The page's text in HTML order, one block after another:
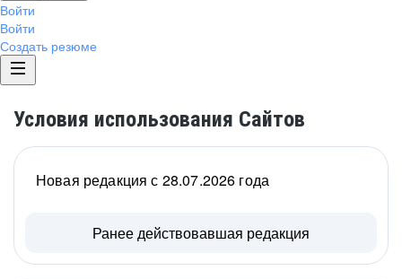
Войти
Войти
Создать резюме
Условия использования Сайтов
Новая редакция с 28.07.2026 года
Ранее действовавшая редакция